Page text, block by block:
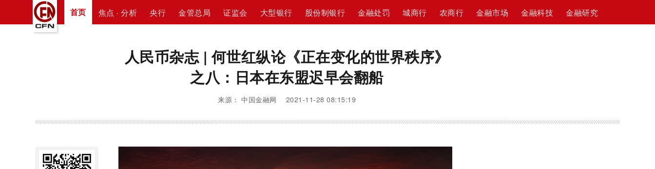
首页 焦点 · 分析 央行 金管总局 证监会 大型银行 股份制银行 金融处罚 城商行 农商行 金融市场 金融科技 金融研究
人民币杂志 | 何世红纵论《正在变化的世界秩序》
之八：日本在东盟迟早会翻船
来源： 中国金融网 2021-11-28 08:15:19